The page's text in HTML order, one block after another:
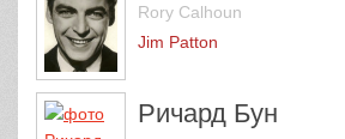
Rory Calhoun
Jim Patton
Ричард Бун